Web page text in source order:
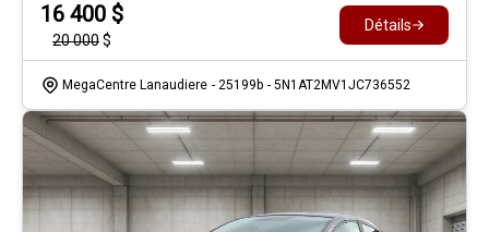
16 400 $
20 000$
Détails
MegaCentre Lanaudiere - 25199b - 5N1AT2MV1JC736552